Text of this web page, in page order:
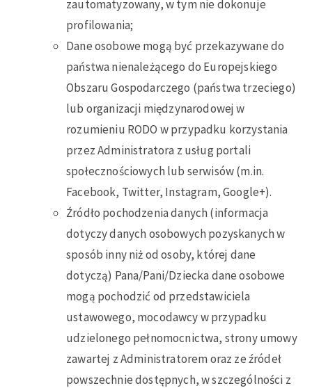
zautomatyzowany, w tym nie dokonuje
profilowania;
Dane osobowe mogą być przekazywane do
państwa nienależącego do Europejskiego
Obszaru Gospodarczego (państwa trzeciego)
lub organizacji międzynarodowej w
rozumieniu RODO w przypadku korzystania
przez Administratora z usług portali
społecznościowych lub serwisów (m.in.
Facebook, Twitter, Instagram, Google+).
Źródło pochodzenia danych (informacja
dotyczy danych osobowych pozyskanych w
sposób inny niż od osoby, której dane
dotyczą) Pana/Pani/Dziecka dane osobowe
mogą pochodzić od przedstawiciela
ustawowego, mocodawcy w przypadku
udzielonego pełnomocnictwa, strony umowy
zawartej z Administratorem oraz ze źródeł
powszechnie dostępnych, w szczególności z